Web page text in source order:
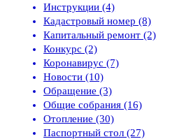
Инструкции (4)
Кадастровый номер (8)
Капитальный ремонт (2)
Конкурс (2)
Коронавирус (7)
Новости (10)
Обращение (3)
Общие собрания (16)
Отопление (30)
Паспортный стол (27)